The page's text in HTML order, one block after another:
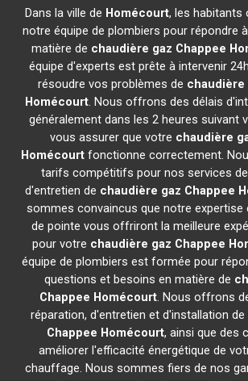
Dans la ville de Homécourt, les habitants
notre équipe de plombiers pour répondre
matière de chaudière gaz Chappee
équipe d'experts est prête à intervenir
résoudre vos problèmes de chaudière
Homécourt. Nous offrons des délais
généralement dans les 2 heures suivant
vous assurer que votre chaudière
Homécourt fonctionne correctement.
tarifs compétitifs pour nos services
d'entretien de chaudière gaz Chappee
sommes convaincus que notre expertise
de pointe vous offriront la meilleure
pour votre chaudière gaz Chappee
équipe de plombiers est formée pour
questions et besoins en matière de
Chappee Homécourt. Nous offrons
réparation, d'entretien et d'installation de
Chappee Homécourt, ainsi que des
améliorer l'efficacité énergétique de
chauffage. Nous sommes fiers de nos